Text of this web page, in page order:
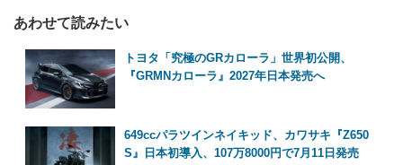
あわせて読みたい
トヨタ「究極のGRカローラ」世界初公開、
『GRMNカローラ』2027年日本発売へ
649ccパラツインネイキッド、カワサキ『Z650
S』日本初導入、107万8000円で7月11日発売